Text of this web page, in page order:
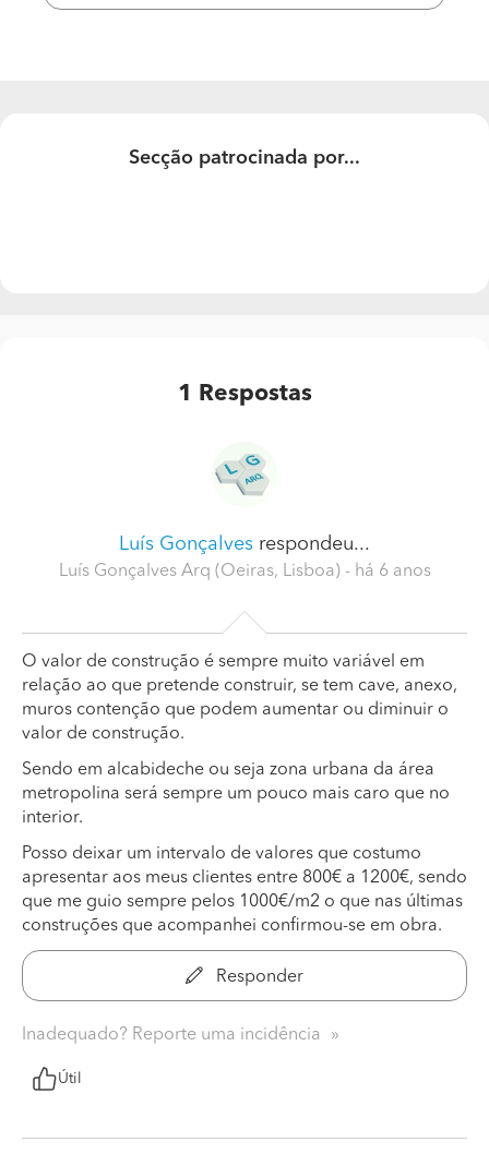
Secção patrocinada por...
1 Respostas
Luís Gonçalves respondeu...
Luís Gonçalves Arq (Oeiras, Lisboa) - há 6 anos
O valor de construção é sempre muito variável em
relação ao que pretende construir, se tem cave, anexo,
muros contenção que podem aumentar ou diminuir o
valor de construção.
Sendo em alcabideche ou seja zona urbana da área
metropolina será sempre um pouco mais caro que no
interior.
Posso deixar um intervalo de valores que costumo
apresentar aos meus clientes entre 800€ a 1200€, sendo
que me guio sempre pelos 1000€/m2 o que nas últimas
construções que acompanhei confirmou-se em obra.
Responder
Inadequado? Reporte uma incidência
Útil